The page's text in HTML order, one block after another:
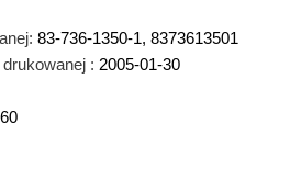
83-736-1350-1, 8373613501
: 2005-01-30